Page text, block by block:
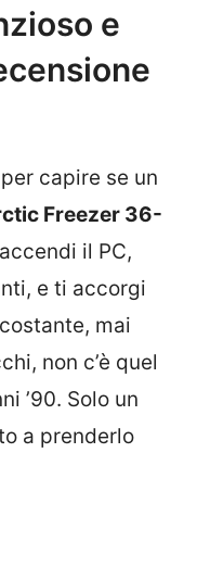
e
capire se un
Freezer 36-
il PC,
e ti accorgi
mai
non c’è quel
’90. Solo un
a prenderlo